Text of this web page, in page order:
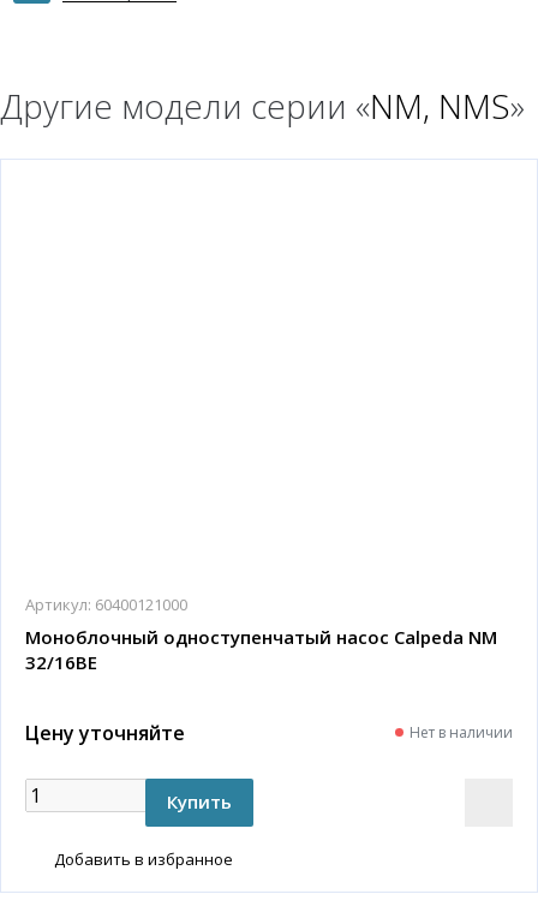
Другие модели серии «NM, NMS»
Артикул: 60400121000
Моноблочный одноступенчатый насос Calpeda NM
32/16BE
Цену уточняйте Нет в наличии
Добавить в избранное